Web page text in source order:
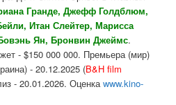
Гранде, Джефф Голдблюм,
Итан Слейтер, Марисса
Ян, Бронвин Джеймс.
- $150 000 000. Премьера (мир)
- 20.12.2025 (B&H film
- 20.01.2026. Оценкаwww.kino-